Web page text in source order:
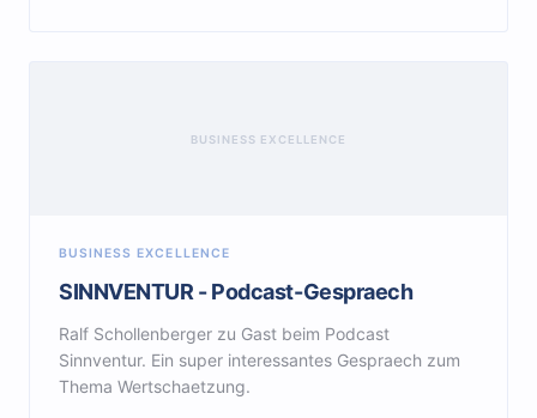
BUSINESS EXCELLENCE
BUSINESS EXCELLENCE
SINNVENTUR - Podcast-Gespraech
Ralf Schollenberger zu Gast beim Podcast
Sinnventur. Ein super interessantes Gespraech zum
Thema Wertschaetzung.